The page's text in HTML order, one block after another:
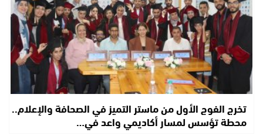
تخرج الفوج الأول من ماستر التميز في الصحافة والإعلام..
محطة تؤسس لمسار أكاديمي واعد في…